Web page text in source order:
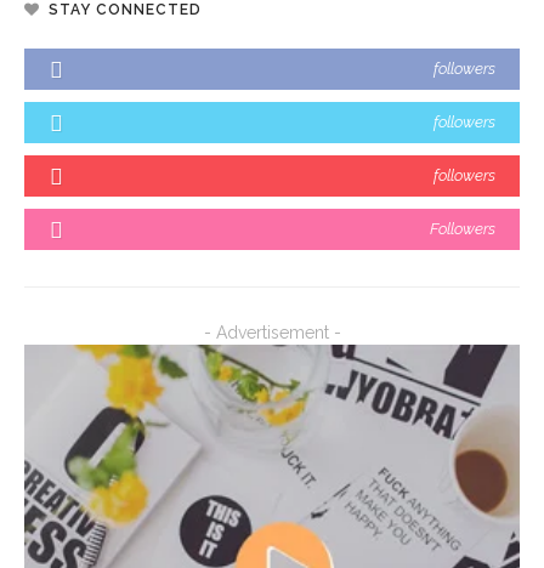
STAY CONNECTED
followers
followers
followers
Followers
- Advertisement -